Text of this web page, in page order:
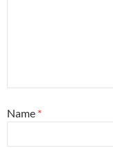
Name *